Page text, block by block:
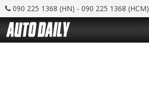
090 225 1368 (HN) - 090 225 1368 (HCM)